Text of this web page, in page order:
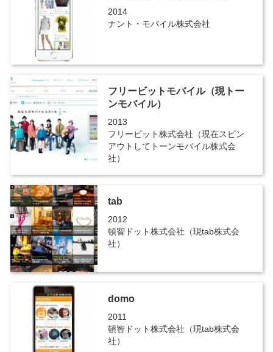
2014
ナント・モバイル株式会社
フリービットモバイル（現トー
ンモバイル）
2013
フリービット株式会社（現在スピン
アウトしてトーンモバイル株式会
社）
tab
2012
頓智ドット株式会社（現tab株式会
社）
domo
2011
頓智ドット株式会社（現tab株式会
社）